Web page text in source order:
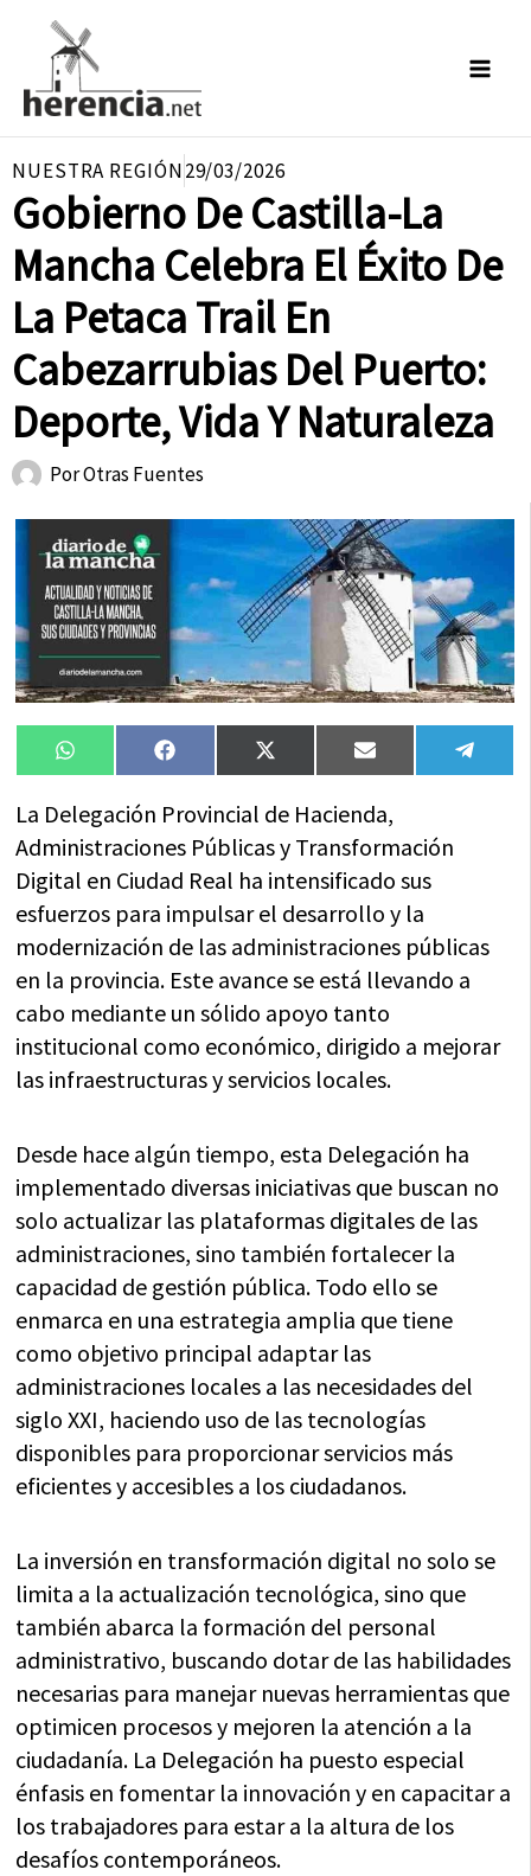
contenido
NUESTRA REGIÓN29/03/2026
Gobierno De Castilla-La
Mancha Celebra El Éxito De
La Petaca Trail En
Cabezarrubias Del Puerto:
Deporte, Vida Y Naturaleza
PorOtras Fuentes
Compartir
en
WhatsAppCompartir
en
FacebookCompartir
en
X
(Twitter)
Compartir
en
Email
en
La Delegación Provincial de Hacienda,
Administraciones Públicas y Transformación
Digital en Ciudad Real ha intensificado sus
esfuerzos para impulsar el desarrollo y la
modernización de las administraciones públicas
en la provincia. Este avance se está llevando a
cabo mediante un sólido apoyo tanto
institucional como económico, dirigido a mejorar
las infraestructuras y servicios locales.
Desde hace algún tiempo, esta Delegación ha
implementado diversas iniciativas que buscan no
solo actualizar las plataformas digitales de las
administraciones, sino también fortalecer la
capacidad de gestión pública. Todo ello se
enmarca en una estrategia amplia que tiene
como objetivo principal adaptar las
administraciones locales a las necesidades del
siglo XXI, haciendo uso de las tecnologías
disponibles para proporcionar servicios más
eficientes y accesibles a los ciudadanos.
La inversión en transformación digital no solo se
limita a la actualización tecnológica, sino que
también abarca la formación del personal
administrativo, buscando dotar de las habilidades
necesarias para manejar nuevas herramientas que
optimicen procesos y mejoren la atención a la
ciudadanía. La Delegación ha puesto especial
énfasis en fomentar la innovación y en capacitar a
los trabajadores para estar a la altura de los
desafíos contemporáneos.